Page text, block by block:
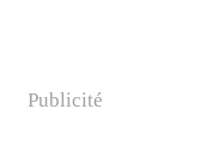
Publicité